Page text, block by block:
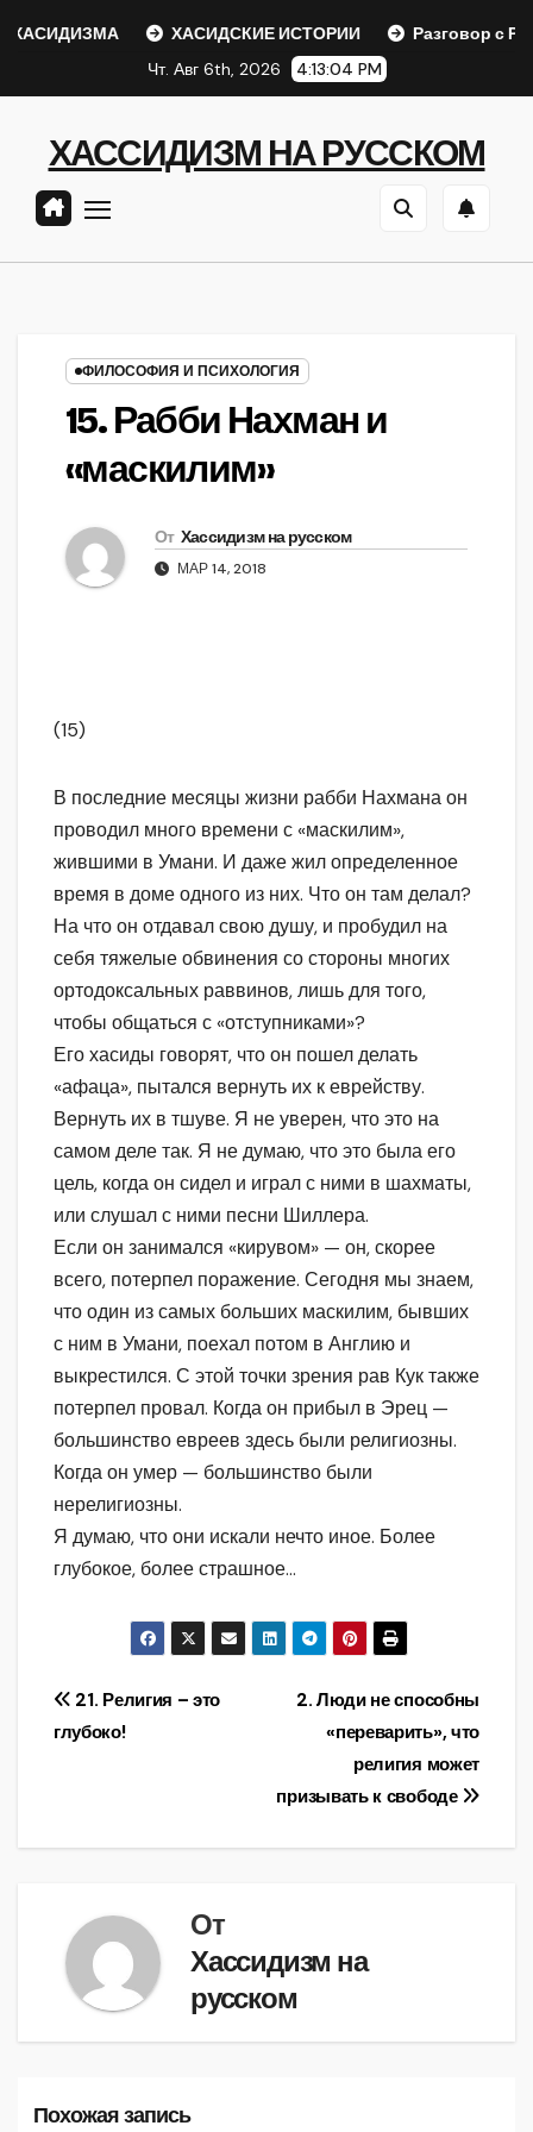
ХАСИДСКИЕ ИСТОРИИ
Разговор с Ребе
Чт. Авг 6th, 2026
4:13:04 PM
ХАССИДИЗМ НА РУССКОМ
ФИЛОСОФИЯ И ПСИХОЛОГИЯ
15. Рабби Нахман и
«маскилим»
От Хассидизм на русском
МАР 14, 2018
(15)
В последние месяцы жизни рабби Нахмана он
проводил много времени с «маскилим»,
жившими в Умани. И даже жил определенное
время в доме одного из них. Что он там делал?
На что он отдавал свою душу, и пробудил на
себя тяжелые обвинения со стороны многих
ортодоксальных раввинов, лишь для того,
чтобы общаться с «отступниками»?
Его хасиды говорят, что он пошел делать
«афаца», пытался вернуть их к еврейству.
Вернуть их в тшуве. Я не уверен, что это на
самом деле так. Я не думаю, что это была его
цель, когда он сидел и играл с ними в шахматы,
или слушал с ними песни Шиллера.
Если он занимался «кирувом» — он, скорее
всего, потерпел поражение. Сегодня мы знаем,
что один из самых больших маскилим, бывших
с ним в Умани, поехал потом в Англию и
выкрестился. С этой точки зрения рав Кук также
потерпел провал. Когда он прибыл в Эрец —
большинство евреев здесь были религиозны.
Когда он умер — большинство были
нерелигиозны.
Я думаю, что они искали нечто иное. Более
глубокое, более страшное…
Навигация
по
2. Люди не способны
«переварить», что
религия может
призывать к свободе
21. Религия – это
глубоко!
От
Хассидизм на
русском
Похожая запись